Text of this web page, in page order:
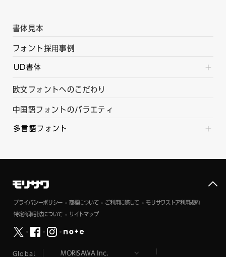
書体見本
フォント採用事例
UD書体
欧文フォントへのこだわり
中国語フォントのバラエティ
多言語フォント
プライバシーポリシー 商標について ご利用に際して モリサワストア利用規約
特定商取引法について サイトマップ
Global